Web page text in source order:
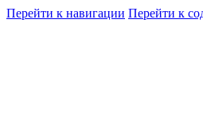
Перейти к навигации Перейти к